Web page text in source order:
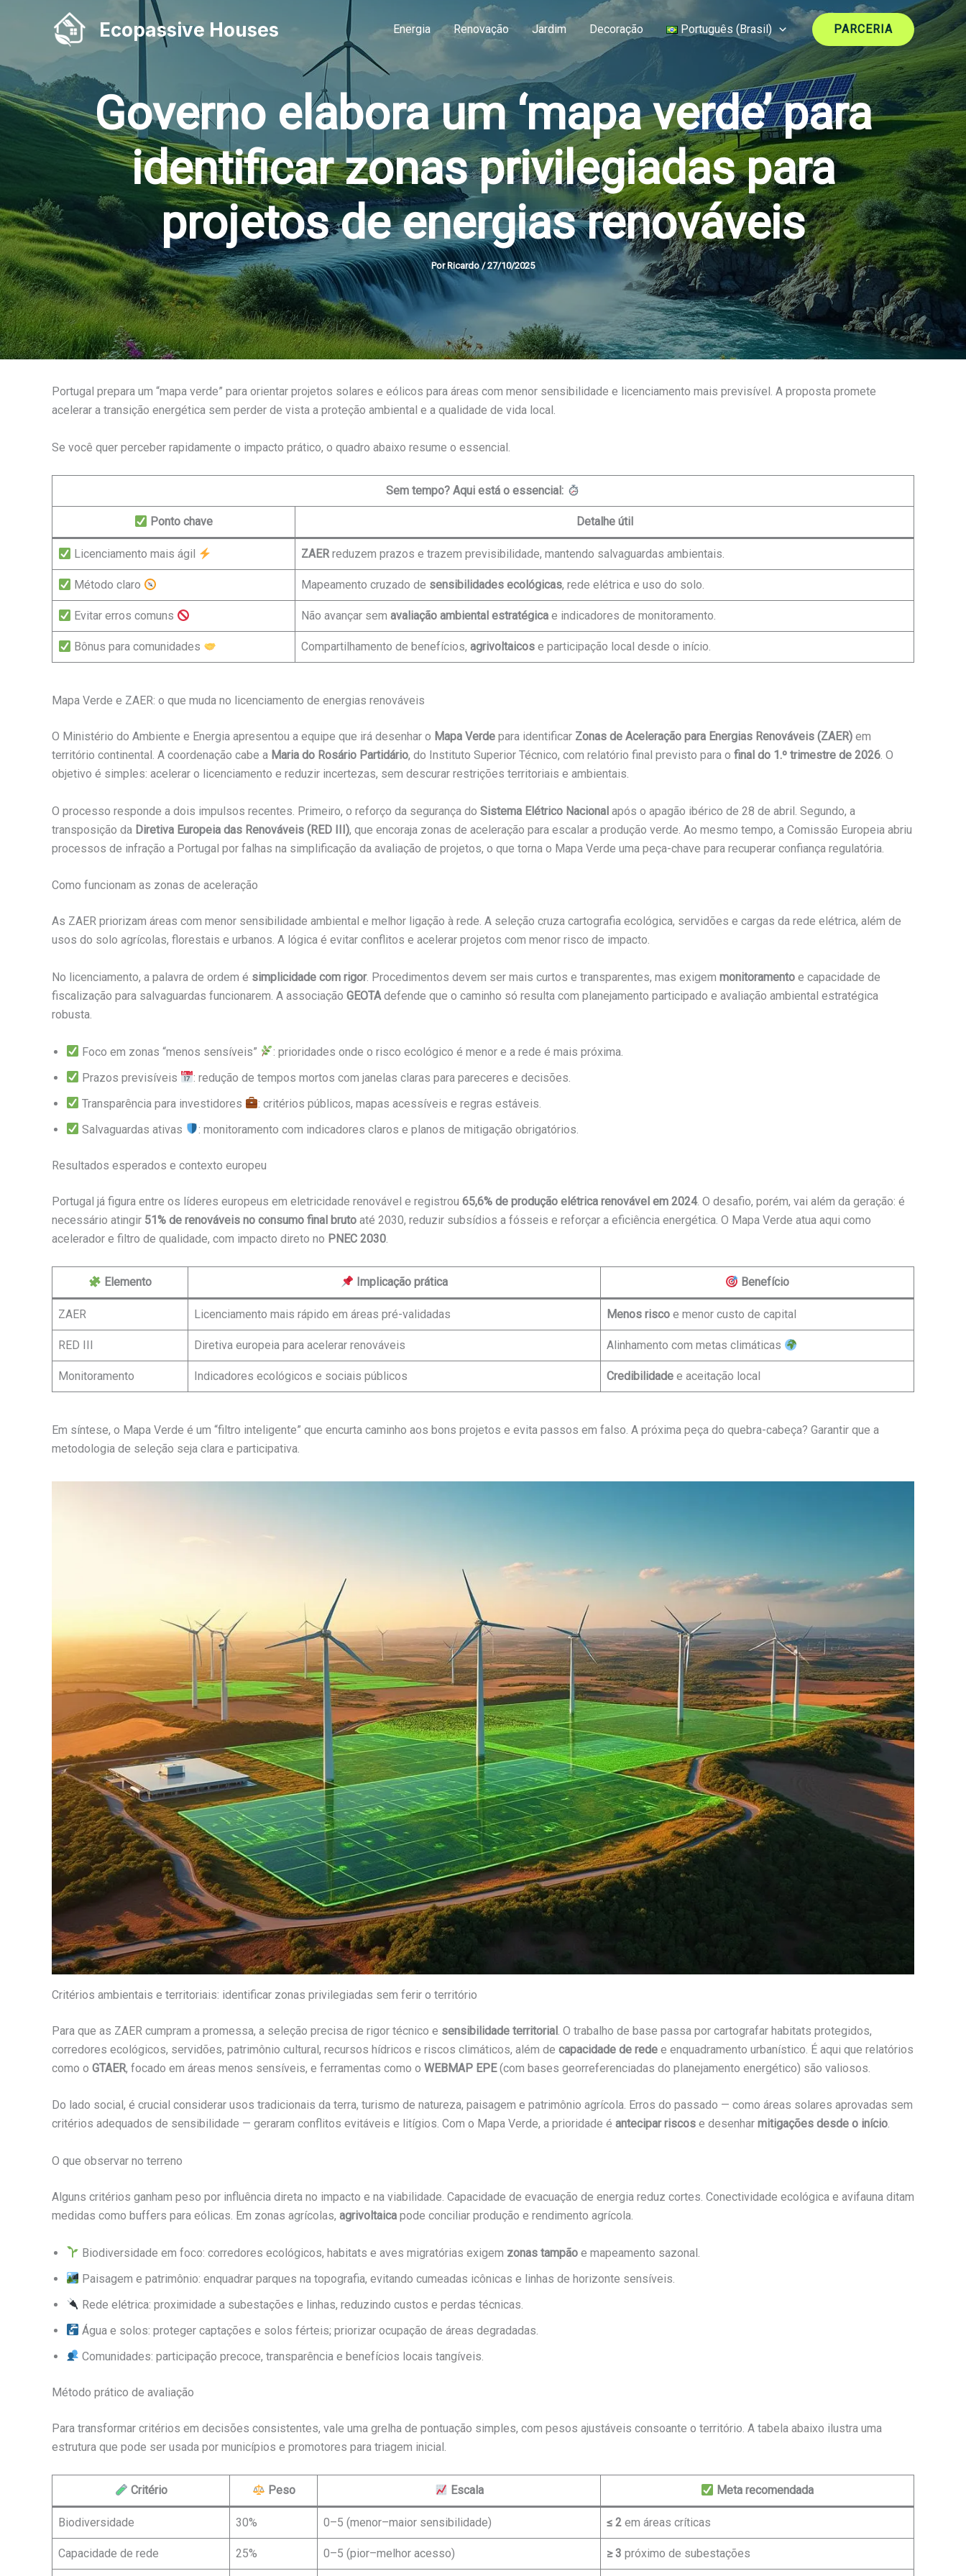
conteúdo
Ecopassive Houses Energia Renovação Jardim Decoração Português (Brasil) PARCERIA
Governo elabora um ‘mapa verde’ para
identificar zonas privilegiadas para
projetos de energias renováveis
Por Ricardo/27/10/2025
Portugal prepara um “mapa verde” para orientar projetos solares e eólicos para áreas com menor sensibilidade e licenciamento mais previsível. A proposta promete
acelerar a transição energética sem perder de vista a proteção ambiental e a qualidade de vida local.
Se você quer perceber rapidamente o impacto prático, o quadro abaixo resume o essencial.
Sem tempo? Aqui está o essencial:
Ponto chave Detalhe útil
Licenciamento mais ágil ZAERreduzem prazos e trazem previsibilidade, mantendo salvaguardas ambientais.
Método claro Mapeamento cruzado de sensibilidades ecológicas, rede elétrica e uso do solo.
Evitar erros comuns Não avançar sem avaliação ambiental estratégica e indicadores de monitoramento.
Bônus para comunidades Compartilhamento de benefícios, agrivoltaicos e participação local desde o início.
Mapa Verde e ZAER: o que muda no licenciamento de energias renováveis
O Ministério do Ambiente e Energia apresentou a equipe que irá desenhar o Mapa Verde para identificar Zonas de Aceleração para Energias Renováveis (ZAER) em
território continental. A coordenação cabe a Maria do Rosário Partidário, do Instituto Superior Técnico, com relatório final previsto para o final do 1.º trimestre de 2026. O
objetivo é simples: acelerar o licenciamento e reduzir incertezas, sem descurar restrições territoriais e ambientais.
O processo responde a dois impulsos recentes. Primeiro, o reforço da segurança do Sistema Elétrico Nacional após o apagão ibérico de 28 de abril. Segundo, a
transposição da Diretiva Europeia das Renováveis (RED III), que encoraja zonas de aceleração para escalar a produção verde. Ao mesmo tempo, a Comissão Europeia abriu
processos de infração a Portugal por falhas na simplificação da avaliação de projetos, o que torna o Mapa Verde uma peça-chave para recuperar confiança regulatória.
Como funcionam as zonas de aceleração
As ZAER priorizam áreas com menor sensibilidade ambiental e melhor ligação à rede. A seleção cruza cartografia ecológica, servidões e cargas da rede elétrica, além de
usos do solo agrícolas, florestais e urbanos. A lógica é evitar conflitos e acelerar projetos com menor risco de impacto.
No licenciamento, a palavra de ordem é simplicidade com rigor. Procedimentos devem ser mais curtos e transparentes, mas exigem monitoramento e capacidade de
fiscalização para salvaguardas funcionarem. A associação GEOTAdefende que o caminho só resulta com planejamento participado e avaliação ambiental estratégica
robusta.
Foco em zonas “menos sensíveis”
: prioridades onde o risco ecológico é menor e a rede é mais próxima.
Prazos previsíveis
: redução de tempos mortos com janelas claras para pareceres e decisões.
Transparência para investidores
: critérios públicos, mapas acessíveis e regras estáveis.
Salvaguardas ativas
: monitoramento com indicadores claros e planos de mitigação obrigatórios.
Resultados esperados e contexto europeu
Portugal já figura entre os líderes europeus em eletricidade renovável e registrou 65,6% de produção elétrica renovável em 2024. O desafio, porém, vai além da geração: é
necessário atingir 51% de renováveis no consumo final bruto até 2030, reduzir subsídios a fósseis e reforçar a eficiência energética. O Mapa Verde atua aqui como
acelerador e filtro de qualidade, com impacto direto no PNEC 2030
Elemento Implicação prática Benefício
ZAER Licenciamento mais rápido em áreas pré-validadas Menos risco e menor custo de capital
RED III Diretiva europeia para acelerar renováveis Alinhamento com metas climáticas
Monitoramento Indicadores ecológicos e sociais públicos Credibilidade e aceitação local
Em síntese, o Mapa Verde é um “filtro inteligente” que encurta caminho aos bons projetos e evita passos em falso. A próxima peça do quebra-cabeça? Garantir que a
metodologia de seleção seja clara e participativa.
Critérios ambientais e territoriais: identificar zonas privilegiadas sem ferir o território
Para que as ZAER cumpram a promessa, a seleção precisa de rigor técnico e sensibilidade territorial. O trabalho de base passa por cartografar habitats protegidos,
corredores ecológicos, servidões, patrimônio cultural, recursos hídricos e riscos climáticos, além de capacidade de rede e enquadramento urbanístico. É aqui que relatórios
como o GTAER, focado em áreas menos sensíveis, e ferramentas como o WEBMAP EPE(com bases georreferenciadas do planejamento energético) são valiosos.
Do lado social, é crucial considerar usos tradicionais da terra, turismo de natureza, paisagem e patrimônio agrícola. Erros do passado — como áreas solares aprovadas sem
critérios adequados de sensibilidade — geraram conflitos evitáveis e litígios. Com o Mapa Verde, a prioridade é antecipar riscos e desenhar mitigações desde o início.
O que observar no terreno
Alguns critérios ganham peso por influência direta no impacto e na viabilidade. Capacidade de evacuação de energia reduz cortes. Conectividade ecológica e avifauna ditam
medidas como buffers para eólicas. Em zonas agrícolas, agrivoltaica pode conciliar produção e rendimento agrícola.
Biodiversidade em foco: corredores ecológicos, habitats e aves migratórias exigem zonas tampão e mapeamento sazonal.
Paisagem e patrimônio: enquadrar parques na topografia, evitando cumeadas icônicas e linhas de horizonte sensíveis.
Rede elétrica: proximidade a subestações e linhas, reduzindo custos e perdas técnicas.
Água e solos: proteger captações e solos férteis; priorizar ocupação de áreas degradadas.
Comunidades: participação precoce, transparência e benefícios locais tangíveis.
Método prático de avaliação
Para transformar critérios em decisões consistentes, vale uma grelha de pontuação simples, com pesos ajustáveis consoante o território. A tabela abaixo ilustra uma
estrutura que pode ser usada por municípios e promotores para triagem inicial.
Critério Peso Escala Meta recomendada
Biodiversidade 30% 0–5 (menor–maior sensibilidade) ≤ 2 em áreas críticas
Capacidade de rede 25% 0–5 (pior–melhor acesso) ≥ 3 próximo de subestações